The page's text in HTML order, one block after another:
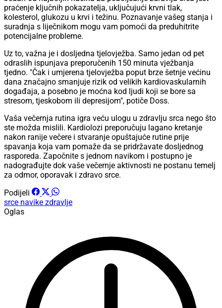
praćenje ključnih pokazatelja, uključujući krvni tlak,
kolesterol, glukozu u krvi i težinu. Poznavanje vašeg stanja i
suradnja s liječnikom mogu vam pomoći da preduhitrite
potencijalne probleme.
Uz to, važna je i dosljedna tjelovježba. Samo jedan od pet
odraslih ispunjava preporučenih 150 minuta vježbanja
tjedno. "Čak i umjerena tjelovježba poput brze šetnje većinu
dana značajno smanjuje rizik od velikih kardiovaskularnih
događaja, a posebno je moćna kod ljudi koji se bore sa
stresom, tjeskobom ili depresijom", potiče Doss.
Vaša večernja rutina igra veću ulogu u zdravlju srca nego što
ste možda mislili. Kardiolozi preporučuju lagano kretanje
nakon ranije večere i stvaranje opuštajuće rutine prije
spavanja koja vam pomaže da se pridržavate dosljednog
rasporeda. Započnite s jednom navikom i postupno je
nadograđujte dok vaše večernje aktivnosti ne postanu temelj
za odmor, oporavak i zdravo srce.
Podijeli
srce navike zdravlje
Oglas